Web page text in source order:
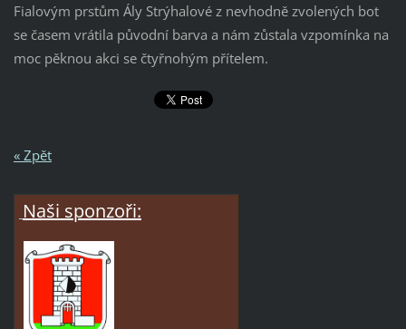
Fialovým prstům Ály Strýhalové z nevhodně zvolených bot
se časem vrátila původní barva a nám zůstala vzpomínka na
moc pěknou akci se čtyřnohým přítelem.
« Zpět
Naši sponzoři: